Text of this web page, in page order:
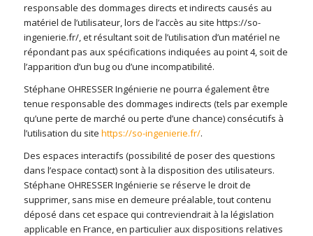
responsable des dommages directs et indirects causés au
matériel de l’utilisateur, lors de l’accès au site https://so-
ingenierie.fr/, et résultant soit de l’utilisation d’un matériel ne
répondant pas aux spécifications indiquées au point 4, soit de
l’apparition d’un bug ou d’une incompatibilité.
Stéphane OHRESSER Ingénierie ne pourra également être
tenue responsable des dommages indirects (tels par exemple
qu’une perte de marché ou perte d’une chance) consécutifs à
l’utilisation du site https://so-ingenierie.fr/.
Des espaces interactifs (possibilité de poser des questions
dans l’espace contact) sont à la disposition des utilisateurs.
Stéphane OHRESSER Ingénierie se réserve le droit de
supprimer, sans mise en demeure préalable, tout contenu
déposé dans cet espace qui contreviendrait à la législation
applicable en France, en particulier aux dispositions relatives